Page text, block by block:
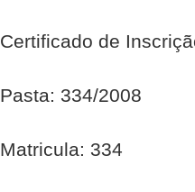
Certificado de
Pasta: 334/2008
Matricula: 334